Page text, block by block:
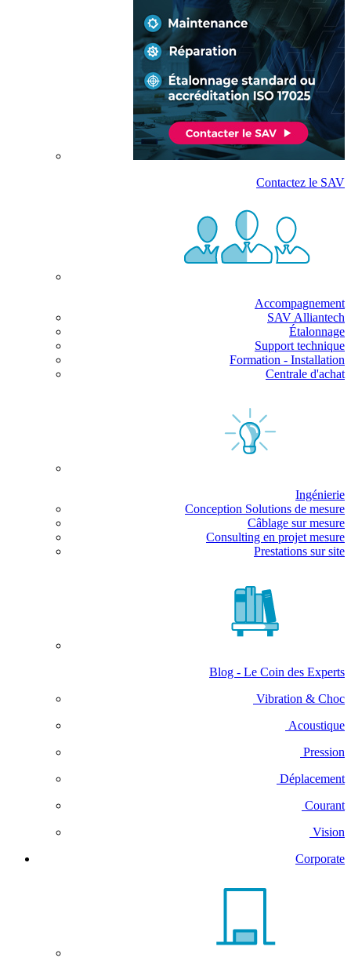
Contactez le SAV
Accompagnement
SAV Alliantech
Étalonnage
Support technique
Formation - Installation
Centrale d'achat
Ingénierie
Conception Solutions de mesure
Câblage sur mesure
Consulting en projet mesure
Prestations sur site
Blog - Le Coin des Experts
Vibration & Choc
Acoustique
Pression
Déplacement
Courant
Vision
Corporate